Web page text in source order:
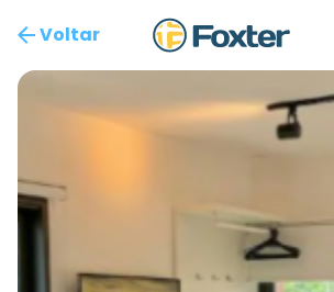
Voltar